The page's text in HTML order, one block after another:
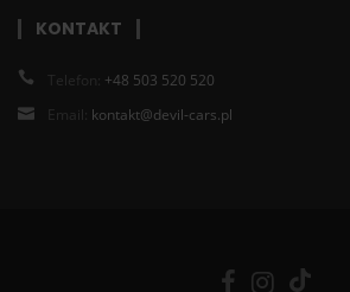
KONTAKT
Telefon: +48 503 520 520
Email: kontakt@devil-cars.pl